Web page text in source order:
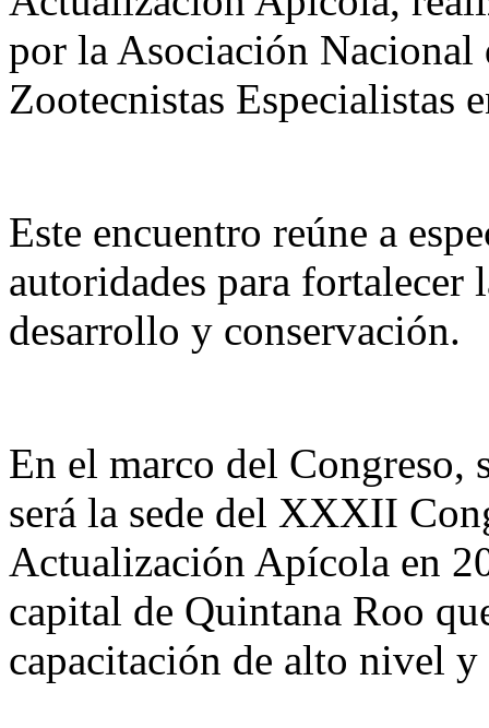
por la Asociación Nacional
Zootecnistas Especialistas
Este encuentro reúne a
autoridades para
desarrollo y conservación.
En el marco del Congreso,
será la sede del XXXII
Actualización Apícola en
capital de Quintana Roo
capacitación de alto nivel y